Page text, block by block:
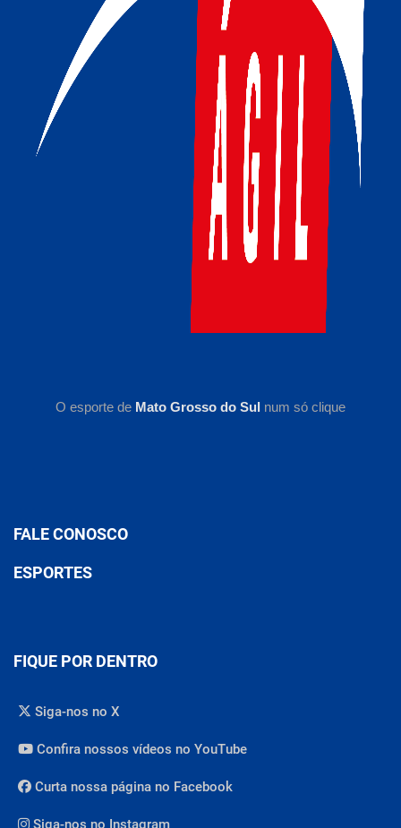
O esporte de Mato Grosso do Sul num só clique
FALE CONOSCO
ESPORTES
FIQUE POR DENTRO
Siga-nos no X
Confira nossos vídeos no YouTube
Curta nossa página no Facebook
Siga-nos no Instagram